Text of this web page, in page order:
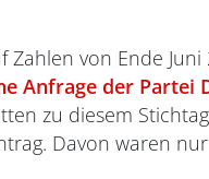
von Ende
Anfrage der Partei
zu diesem
Davon waren